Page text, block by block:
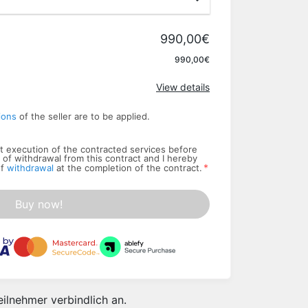
990,00€
990,00€
View details
of the seller are to be applied.
execution of the contracted services before
withdrawal from this contract and I hereby
withdrawal at the completion of the contract. *
Buy now!
verbindlich an.